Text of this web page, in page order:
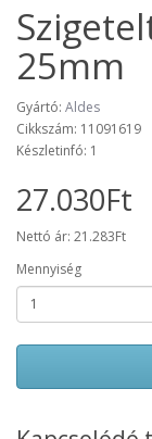
25mm
Gyártó: Aldes
Cikkszám: 11091619
Készletinfó: 1
27.030Ft
Nettó ár: 21.283Ft
Mennyiség